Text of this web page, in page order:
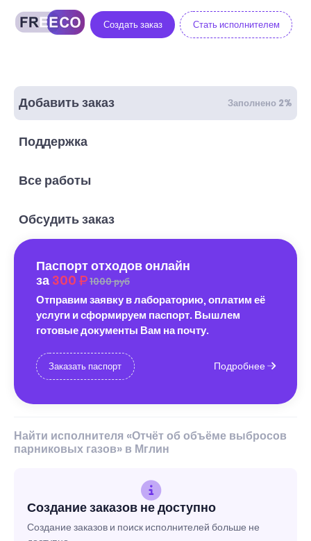
Создать заказ Стать исполнителем
Добавить заказ Заполнено 2%
Поддержка
Все работы
Обсудить заказ
Паспорт отходов онлайн
за 300 1000 руб
Отправим заявку в лабораторию, оплатим её
услуги и сформируем паспорт. Вышлем
готовые документы Вам на почту.
Заказать паспорт Подробнее
Найти исполнителя «Отчёт об объёме выбросов
парниковых газов» в Мглин
Создание заказов не доступно
Создание заказов и поиск исполнителей больше не